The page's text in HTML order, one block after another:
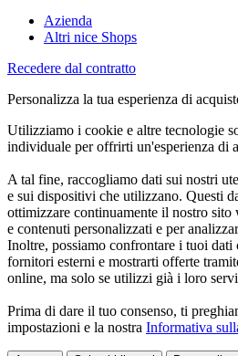
Azienda
Altri nice Shops
Recedere dal contratto
Personalizza la tua esperienza di
Utilizziamo i cookie e altre tecnologie
individuale per offrirti un'esperienza di
A tal fine, raccogliamo dati sui nostri
e sui dispositivi che utilizzano. Questi
ottimizzare continuamente il nostro
e contenuti personalizzati e per
Inoltre, possiamo confrontare i tuoi
fornitori esterni e mostrarti offerte
online, ma solo se utilizzi già i loro
Prima di dare il tuo consenso, ti
impostazioni e la nostra Informativa